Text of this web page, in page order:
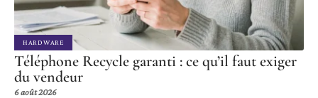
HARDWARE
Téléphone Recycle garanti : ce qu’il faut exiger
du vendeur
6 août 2026